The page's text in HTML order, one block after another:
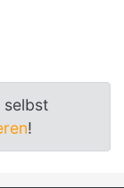
selbst
!